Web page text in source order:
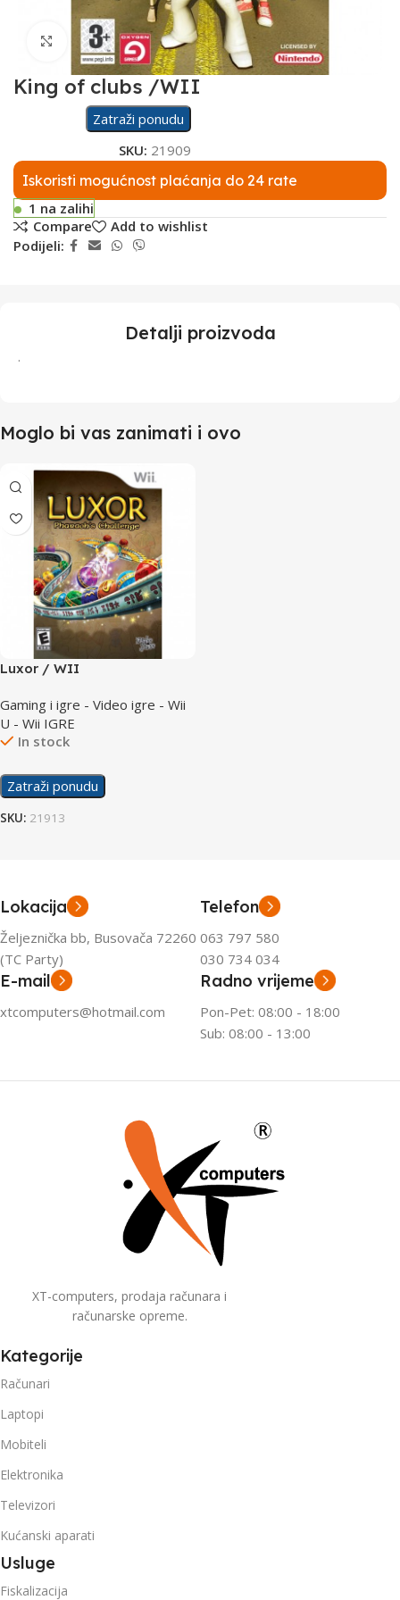
Click to enlarge
King of clubs /WII
Zatraži ponudu
SKU: 21909
Iskoristi mogućnost plaćanja do 24 rate
1 na zalihi
Compare
Add to wishlist
Podijeli:
Detalji proizvoda
.
Moglo bi vas zanimati i ovo
Luxor / WII
Gaming i igre - Video igre - Wii
U - Wii IGRE
In stock
Zatraži ponudu
SKU: 21913
Lokacija
Željeznička bb, Busovača 72260
(TC Party)
Telefon
063 797 580
030 734 034
E-mail
xtcomputers@hotmail.com
Radno vrijeme
Pon-Pet: 08:00 - 18:00
Sub: 08:00 - 13:00
XT-computers, prodaja računara i
računarske opreme.
Kategorije
Računari
Laptopi
Mobiteli
Elektronika
Televizori
Kućanski aparati
Usluge
Fiskalizacija